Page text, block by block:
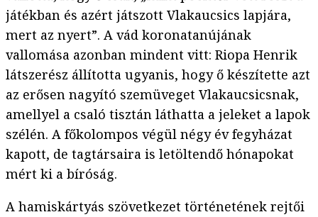
játékban és azért játszott Vlakaucsics lapjára,
mert az nyert”. A vád koronatanújának
vallomása azonban mindent vitt: Riopa Henrik
látszerész állította ugyanis, hogy ő készítette azt
az erősen nagyító szemüveget Vlakaucsicsnak,
amellyel a csaló tisztán láthatta a jeleket a lapok
szélén. A főkolompos végül négy év fegyházat
kapott, de tagtársaira is letöltendő hónapokat
mért ki a bíróság.
A hamiskártyás szövetkezet történetének rejtői